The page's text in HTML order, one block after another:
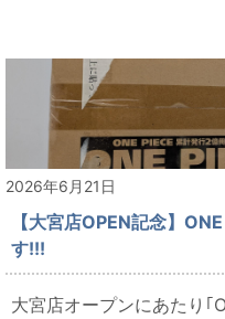
2026年6月21日
【大宮店OPEN記念】
す!!!
大宮店オープンにあたり｢